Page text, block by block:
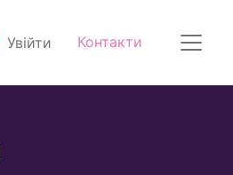
Увійти Контакти